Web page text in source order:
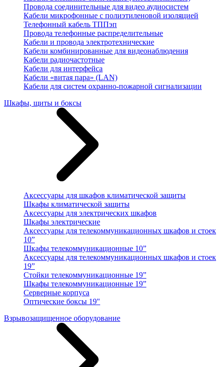
Провода соединительные для видео аудиосистем
Кабели микрофонные с полиэтиленовой изоляцией
Телефонный кабель ТППэп
Провода телефонные распределительные
Кабели и провода электротехнические
Кабели комбинированные для видеонаблюдения
Кабели радиочастотные
Кабели для интерфейса
Кабели «витая пара» (LAN)
Кабели для систем охранно-пожарной сигнализации
Шкафы, щиты и боксы
Аксессуары для шкафов климатической защиты
Шкафы климатической защиты
Аксессуары для электрических шкафов
Шкафы электрические
Аксессуары для телекоммуникационных шкафов и стоек
10”
Шкафы телекоммуникационные 10”
Аксессуары для телекоммуникационных шкафов и стоек
19”
Стойки телекоммуникационные 19”
Шкафы телекоммуникационные 19”
Серверные корпуса
Оптические боксы 19"
Взрывозащищенное оборудование